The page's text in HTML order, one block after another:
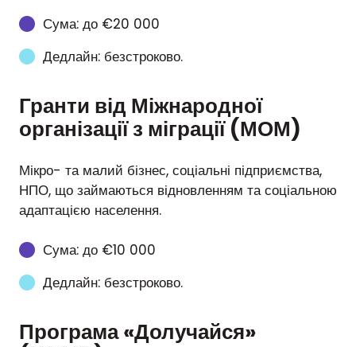
Сума: до €20 000
Дедлайн: безстроково.
Гранти від Міжнародної
організації з міграції (МОМ)
Мікро- та малий бізнес, соціальні підприємства,
НПО, що займаються відновленням та соціальною
адаптацією населення.
Сума: до €10 000
Дедлайн: безстроково.
Програма «Долучайся»